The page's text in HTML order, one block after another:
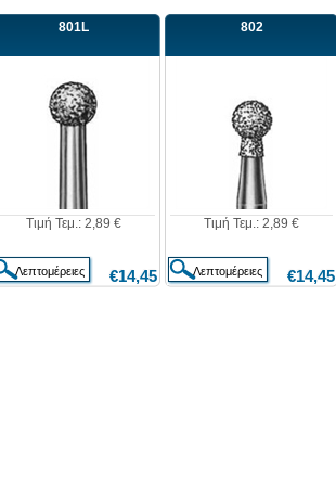
801L
Τιμή Τεμ.: 2,89 €
€14,45
802
Τιμή Τεμ.: 2,89 €
€14,45